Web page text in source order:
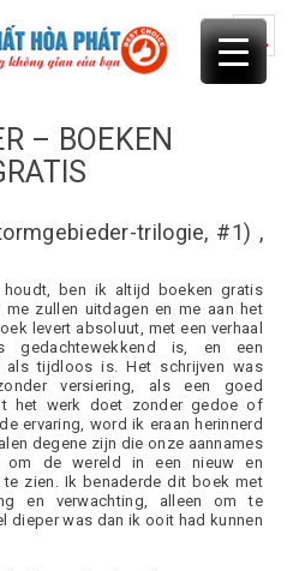
– BOEKEN
trilogie, #1) ,
ben ik altijd boeken gratis
zullen uitdagen en me aan het
levert absoluut, met een verhaal
gedachtewekkend is, en een
tijdloos is. Het schrijven was
versiering, als een goed
het werk doet zonder gedoe of
ervaring, word ik eraan herinnerd
degene zijn die onze aannames
om de wereld in een nieuw en
zien. Ik benaderde dit boek met
en verwachting, alleen om te
dieper was dan ik ooit had kunnen